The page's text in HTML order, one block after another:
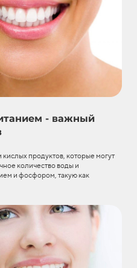
- важный
продуктов, которые могут
количество воды и
и фосфором, такую как